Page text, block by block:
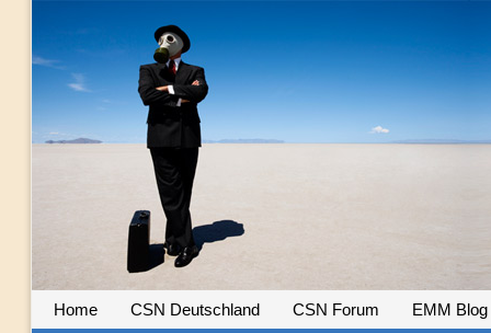
Home CSN Deutschland CSN Forum EMM Blog